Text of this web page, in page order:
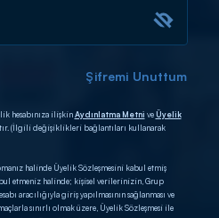
Şifremi Unuttum
hesabınıza ilişkinAydınlatma Metni veÜyelik
(İlgili değişiklikleri bağlantıları kullanarak
halinde Üyelik Sözleşmesini kabul etmiş
etmeniz halinde; kişisel verilerinizin, Grup
aracılığıyla giriş yapılmasının sağlanması ve
sınırlı olmak üzere, Üyelik Sözleşmesi ile